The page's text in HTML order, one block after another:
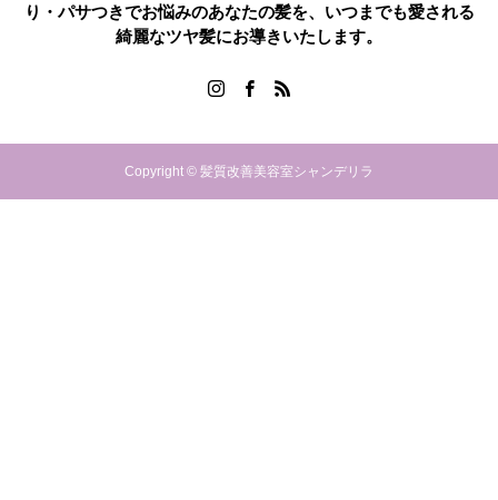
り・パサつきでお悩みのあなたの髪を、いつまでも愛される
綺麗なツヤ髪にお導きいたします。
Copyright © 髪質改善美容室シャンデリラ